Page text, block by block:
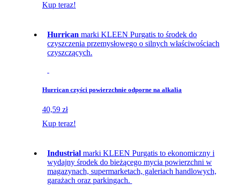
Kup teraz!
Hurrican marki KLEEN Purgatis to środek do
czyszczenia przemysłowego o silnych właściwościach
czyszczących.
Hurrican czyści powierzchnie odporne na alkalia
40,59 zł
Kup teraz!
Industrial marki KLEEN Purgatis to ekonomiczny i
wydajny środek do bieżącego mycia powierzchni w
magazynach, supermarketach, galeriach handlowych,
garażach oraz parkingach.